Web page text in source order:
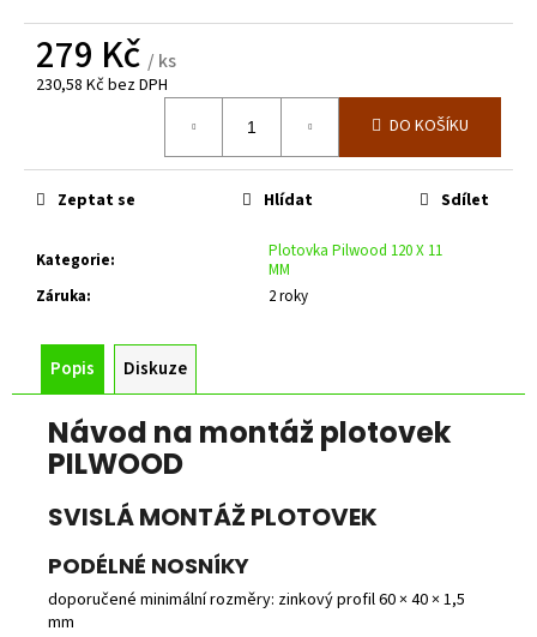
279 Kč / ks
230,58 Kč bez DPH
DO KOŠÍKU
Kategorie:
Plotovka Pilwood 120 X 11
MM
Záruka: 2 roky
Zeptat se Hlídat Sdílet
Popis Diskuze
Návod na montáž plotovek
PILWOOD
SVISLÁ MONTÁŽ PLOTOVEK
PODÉLNÉ NOSNÍKY
doporučené minimální rozměry: zinkový profil 60 × 40 × 1,5
mm
o
p
o
č
u
m
e
ZELENÉ
PLETIVO
IDEAL
1,65/2,5/ROLE
15M
ZAPLETENÝM
NAPÍNACÍM
VÝŠKA
2000